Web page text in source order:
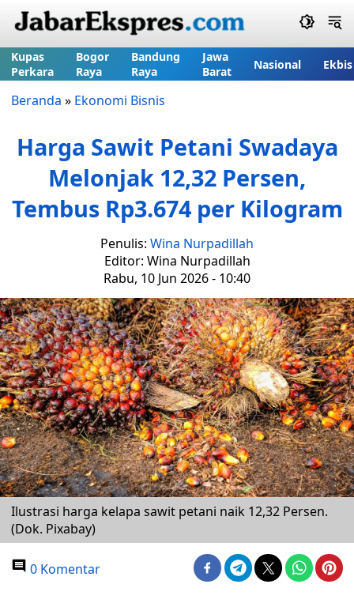
Kupas
Perkara
Bogor
Raya
Bandung
Raya
Jawa
Barat
Nasional Ekbis
Beranda » Ekonomi Bisnis
Harga Sawit Petani Swadaya
Melonjak 12,32 Persen,
Tembus Rp3.674 per Kilogram
Penulis: Wina Nurpadillah
Editor: Wina Nurpadillah
Rabu, 10 Jun 2026 - 10:40
Ilustrasi harga kelapa sawit petani naik 12,32 Persen.
(Dok. Pixabay)
0 Komentar